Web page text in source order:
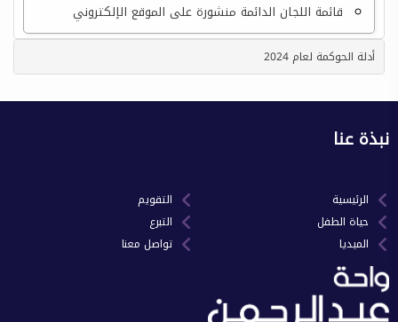
قائمة اللجان الدائمة منشورة على الموقع الإلكتروني
أدلة الحوكمة لعام 2024
نبذة عنا
الرئيسية
حياة الطفل
الميديا
التقويم
التبرع
تواصل معنا